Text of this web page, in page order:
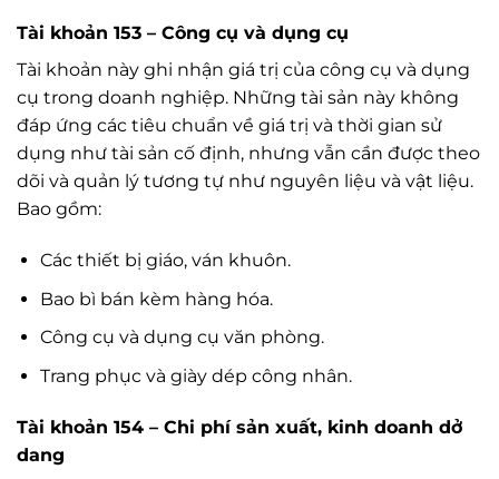
Tài khoản 153 – Công cụ và dụng cụ
Tài khoản này ghi nhận giá trị của công cụ và dụng
cụ trong doanh nghiệp. Những tài sản này không
đáp ứng các tiêu chuẩn về giá trị và thời gian sử
dụng như tài sản cố định, nhưng vẫn cần được theo
dõi và quản lý tương tự như nguyên liệu và vật liệu.
Bao gồm:
Các thiết bị giáo, ván khuôn.
Bao bì bán kèm hàng hóa.
Công cụ và dụng cụ văn phòng.
Trang phục và giày dép công nhân.
Tài khoản 154 – Chi phí sản xuất, kinh doanh dở
dang